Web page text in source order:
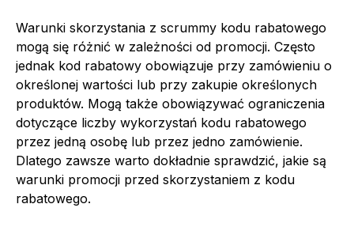
Warunki skorzystania z scrummy kodu rabatowego
mogą się różnić w zależności od promocji. Często
jednak kod rabatowy obowiązuje przy zamówieniu o
określonej wartości lub przy zakupie określonych
produktów. Mogą także obowiązywać ograniczenia
dotyczące liczby wykorzystań kodu rabatowego
przez jedną osobę lub przez jedno zamówienie.
Dlatego zawsze warto dokładnie sprawdzić, jakie są
warunki promocji przed skorzystaniem z kodu
rabatowego.